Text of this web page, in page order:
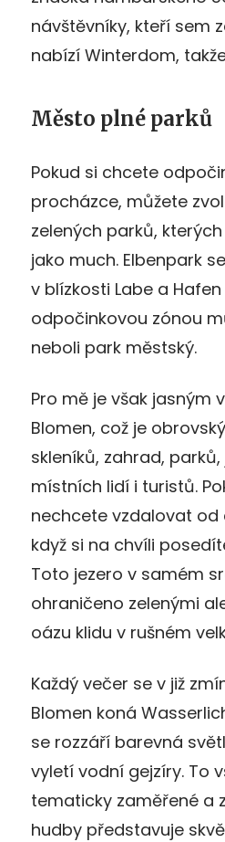
návštěvníky, kteří sem
nabízí Winterdom,
Město plné parků
Pokud si chcete
procházce, můžete
zelených parků,
jako much. Elbenpark
v blízkosti Labe a
odpočinkovou zónou
neboli park městský.
Pro mě je však jasným
Blomen, což je
skleníků, zahrad,
místních lidí i turistů.
nechcete vzdalovat
když si na chvíli
Toto jezero v samém
ohraničeno zelenými
oázu klidu v rušném
Každý večer se v již
Blomen koná
se rozzáří barevná
vyletí vodní gejzíry. To
tematicky zaměřené a
hudby představuje